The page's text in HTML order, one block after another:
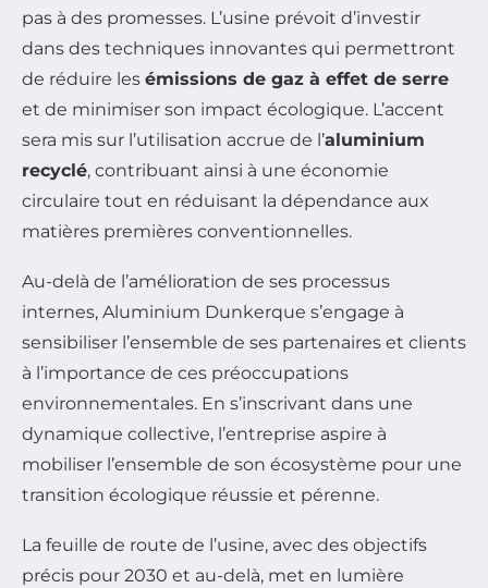
pas à des promesses. L’usine prévoit d’investir
dans des techniques innovantes qui permettront
de réduire les émissions de gaz à effet de serre
et de minimiser son impact écologique. L’accent
sera mis sur l’utilisation accrue de l’aluminium
recyclé, contribuant ainsi à une économie
circulaire tout en réduisant la dépendance aux
matières premières conventionnelles.
Au-delà de l’amélioration de ses processus
internes, Aluminium Dunkerque s’engage à
sensibiliser l’ensemble de ses partenaires et clients
à l’importance de ces préoccupations
environnementales. En s’inscrivant dans une
dynamique collective, l’entreprise aspire à
mobiliser l’ensemble de son écosystème pour une
transition écologique réussie et pérenne.
La feuille de route de l’usine, avec des objectifs
précis pour 2030 et au-delà, met en lumière